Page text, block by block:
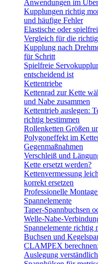
Anwendungen im
Kupplungen richtig
und häufige Fehler
Elastische oder
Vergleich für die
Kupplung nach
für Schritt
Spielfreie
entscheidend ist
Kettentriebe
Kettenrad zur Kette
und Nabe zusammen
Kettentrieb auslegen:
richtig bestimmen
Rollenketten Größen
Polygoneffekt im
Gegenmaßnahmen
Verschleiß und
Kette ersetzt werden?
Kettenvermessung
korrekt ersetzen
Professionelle
Spannelemente
Taper-Spannbuchsen
Welle-Nabe-
Spannelemente richtig
Buchsen und
CLAMPEX
Auslegung